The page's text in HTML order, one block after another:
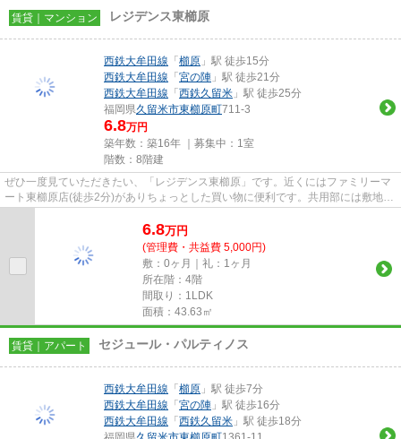
賃貸｜マンション レジデンス東櫛原
西鉄大牟田線 「櫛原 」駅 徒歩15分
西鉄大牟田線 「宮の陣 」駅 徒歩21分
西鉄大牟田線 「西鉄久留米 」駅 徒歩25分
福岡県久留米市東櫛原町711-3
6.8万円
築年数：築16年 ｜募集中： 1室
階数：8階建
ぜひ一度見ていただきたい、「レジデンス東櫛原」です。近くにはファミリーマ
ート東櫛原店(徒歩2分)がありちょっとした買い物に便利です。共用部には敷地内
ごみ置き場・エレベータなど...
6.8万円
(管理費・共益費 5,000円)
敷：0ヶ月｜礼：1ヶ月
所在階：4階
間取り：1LDK
面積：43.63㎡
賃貸｜アパート セジュール・パルティノス
西鉄大牟田線 「櫛原 」駅 徒歩7分
西鉄大牟田線 「宮の陣 」駅 徒歩16分
西鉄大牟田線 「西鉄久留米 」駅 徒歩18分